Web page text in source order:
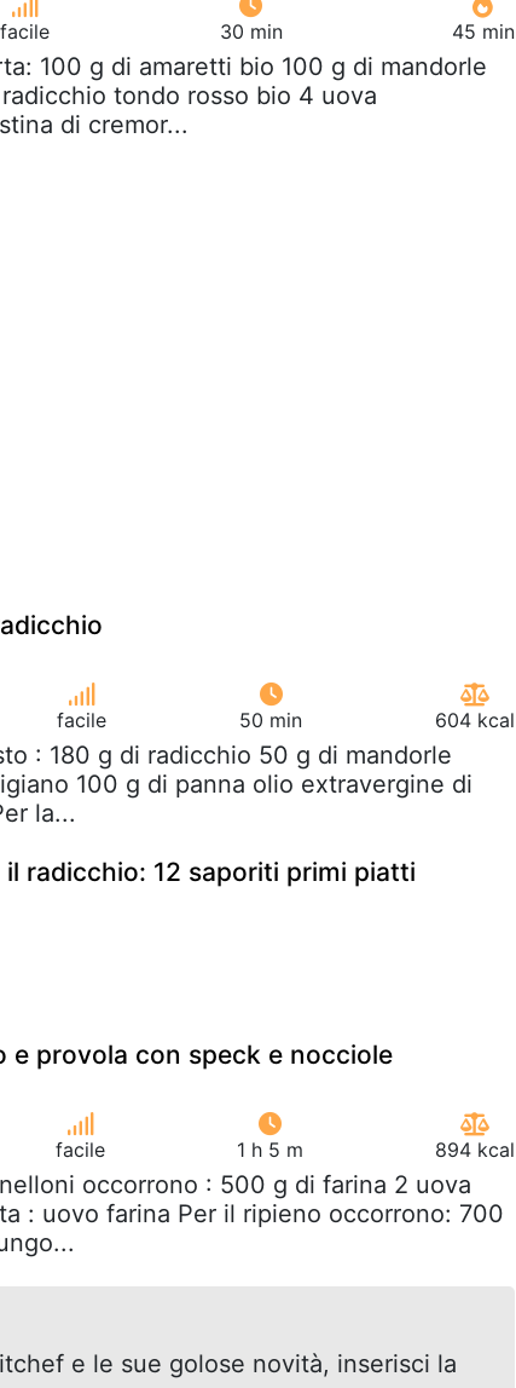
facile 30 min 45 min
100 g di amaretti bio 100 g di mandorle
tondo rosso bio 4 uova
di cremor...
facile 50 min 604 kcal
: 180 g di radicchio 50 g di mandorle
100 g di panna olio extravergine di
la...
radicchio: 12 saporiti primi piatti
e provola con speck e nocciole
facile 1 h 5 m 894 kcal
occorrono : 500 g di farina 2 uova
: uovo farina Per il ripieno occorrono: 700
e le sue golose novità, inserisci la